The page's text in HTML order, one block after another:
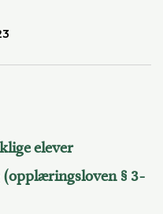
elever
§ 3-